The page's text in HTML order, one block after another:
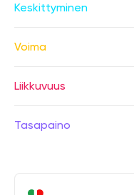
Keskittyminen
Voima
Liikkuvuus
Tasapaino